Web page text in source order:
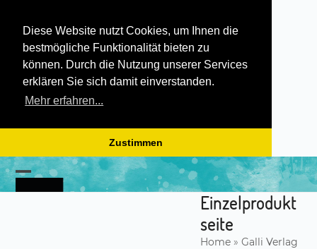
Diese Website nutzt Cookies, um Ihnen die
bestmögliche Funktionalität bieten zu
können. Durch die Nutzung unserer Services
erklären Sie sich damit einverstanden.
Mehr erfahren...
Zustimmen
Skip
to
content
Open
Close
Einzelprodukt
seite
Home» Galli Verlag